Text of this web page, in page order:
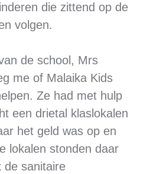
die zittend op de
volgen.
de school, Mrs
me of Malaika Kids
Ze had met hulp
een drietal klaslokalen
het geld was op en
lokalen stonden daar
de sanitaire